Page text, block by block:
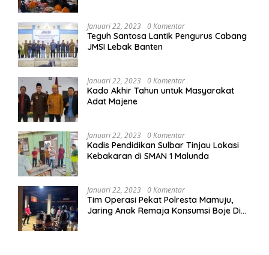
Januari 22, 2023 0 Komentar
Teguh Santosa Lantik Pengurus Cabang
JMSI Lebak Banten
Januari 22, 2023 0 Komentar
Kado Akhir Tahun untuk Masyarakat
Adat Majene
Januari 22, 2023 0 Komentar
Kadis Pendidikan Sulbar Tinjau Lokasi
Kebakaran di SMAN 1 Malunda
Januari 22, 2023 0 Komentar
Tim Operasi Pekat Polresta Mamuju,
Jaring Anak Remaja Konsumsi Boje Di